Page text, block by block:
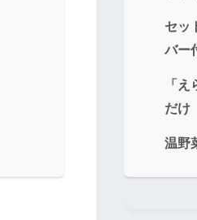
セッ
バー
「
だけ
温野